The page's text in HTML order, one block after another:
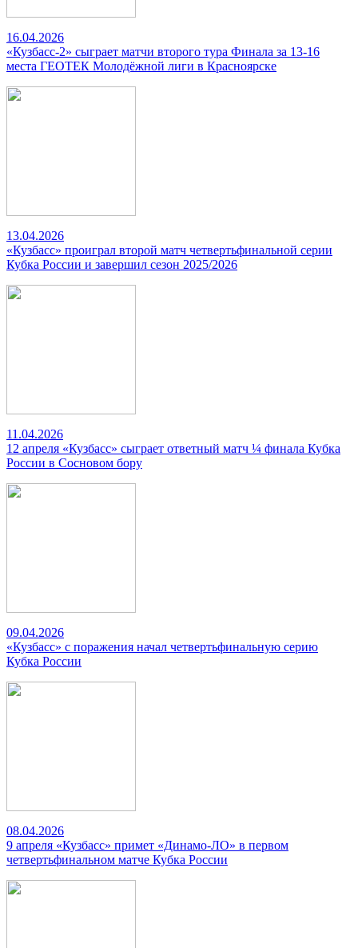
16.04.2026
«Кузбасс-2» сыграет матчи второго тура Финала за 13-16
места ГЕОТЕК Молодёжной лиги в Красноярске
13.04.2026
«Кузбасс» проиграл второй матч четвертьфинальной серии
Кубка России и завершил сезон 2025/2026
11.04.2026
12 апреля «Кузбасс» сыграет ответный матч ¼ финала Кубка
России в Сосновом бору
09.04.2026
«Кузбасс» с поражения начал четвертьфинальную серию
Кубка России
08.04.2026
9 апреля «Кузбасс» примет «Динамо-ЛО» в первом
четвертьфинальном матче Кубка России